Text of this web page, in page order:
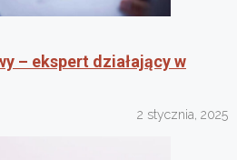
– ekspert działający w
2 stycznia, 2025